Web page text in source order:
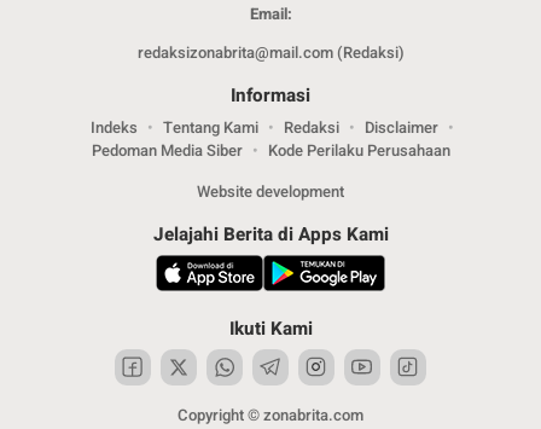
Email:
redaksizonabrita@mail.com (Redaksi)
Informasi
Indeks Tentang Kami Redaksi
Disclaimer
Pedoman Media Siber
Kode Perilaku Perusahaan
Website development
Jelajahi Berita di Apps Kami
Ikuti Kami
Copyright © zonabrita.com